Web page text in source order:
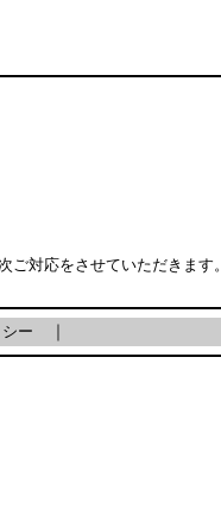
対応をさせていただきます。
ー